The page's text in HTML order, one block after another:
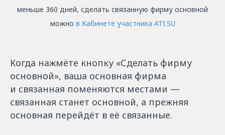
меньше 360 дней, сделать связанную фирму основной
можно в Кабинете участника ATI.SU
Когда нажмёте кнопку «Сделать фирму
основной», ваша основная фирма
и связанная поменяются местами —
связанная станет основной, а прежняя
основная перейдёт в её связанные.